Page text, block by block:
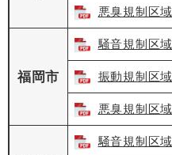
悪臭規制区
福岡市
騒音規制区
振動規制区
悪臭規制区
騒音規制区